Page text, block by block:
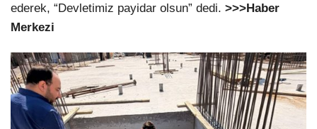
ederek, “Devletimiz payidar olsun” dedi. >>>Haber
Merkezi